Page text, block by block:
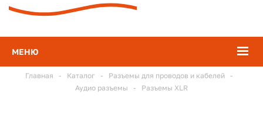
МЕНЮ
Главная - Каталог - Разъемы для проводов и кабелей
-
Аудио разъемы
- Разъемы XLR